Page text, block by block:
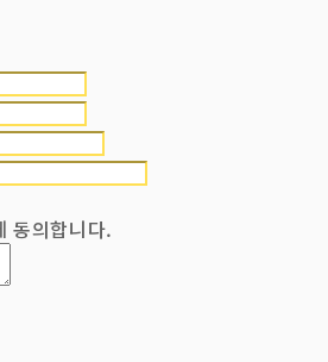
동의합니다.